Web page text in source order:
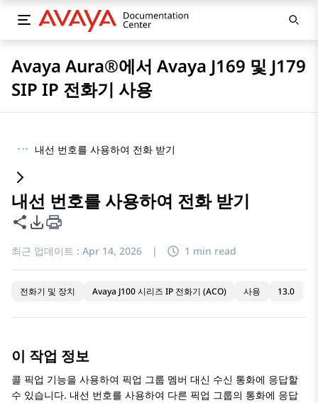
Avaya Aura®에서 Avaya J169 및 J179
SIP IP 전화기 사용
··· 내선 번호를 사용하여 전화 받기
내선 번호를 사용하여 전화 받기
이 페이지 공유
PDF 내보내기 옵션
최근 업데이트 : Apr 14, 2026 | 1 min read
전화기 및 장치 Avaya J100 시리즈 IP 전화기 (ACO) 사용 13.0
이 작업 정보
콜 픽업 기능을 사용하여 픽업 그룹 멤버 대신 수신 통화에 응답할
수 있습니다. 내선 번호를 사용하여 다른 픽업 그룹의 통화에 응답